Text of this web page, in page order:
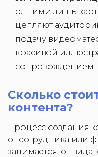
одними лишь
цепляют
подачу
красивой
сопровождением.
Сколько
контента?
Процесс создания
от сотрудника или
занимается, от вида